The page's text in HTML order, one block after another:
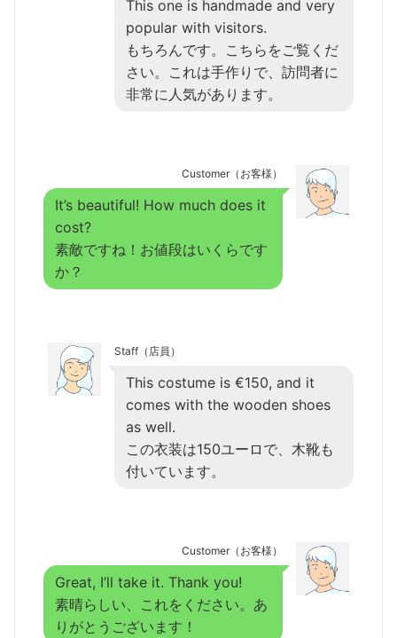
This one is handmade and very
popular with visitors.
もちろんです。こちらをご覧くだ
さい。これは手作りで、訪問者に
非常に人気があります。
Customer（お客様）
It’s beautiful! How much does it
cost?
素敵ですね！お値段はいくらです
か？
Staff（店員）
This costume is €150, and it
comes with the wooden shoes
as well.
この衣装は150ユーロで、木靴も
付いています。
Customer（お客様）
Great, I’ll take it. Thank you!
素晴らしい、これをください。あ
りがとうございます！